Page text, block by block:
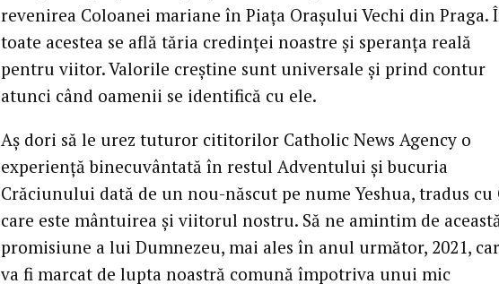
revenirea Coloanei mariane în Piața Orașului Vechi din Praga.
toate acestea se află tăria credinței noastre și speranța reală
pentru viitor. Valorile creștine sunt universale și prind contur
atunci când oamenii se identifică cu ele.
Aș dori să le urez tuturor cititorilor Catholic News Agency o
experiență binecuvântată în restul Adventului și bucuria
Crăciunului dată de un nou-născut pe nume Yeshua, tradus cu
care este mântuirea și viitorul nostru. Să ne amintim de această
promisiune a lui Dumnezeu, mai ales în anul următor, 2021,
va fi marcat de lupta noastră comună împotriva unui mic